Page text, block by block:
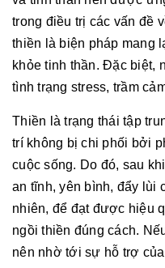
trong điều trị các vấn đề
thiền là biện pháp mang
khỏe tinh thần. Đặc biệt,
tình trạng stress, trầm
Thiền là trạng thái tập
trí không bị chi phối bởi
cuộc sống. Do đó, sau
an tĩnh, yên bình, đẩy lùi
nhiên, để đạt được hiệu
ngồi thiền đúng cách.
nên nhờ tới sự hỗ trợ